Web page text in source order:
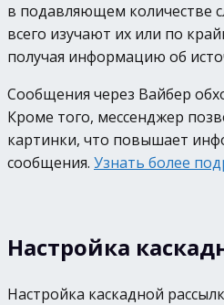
в подавляющем количестве
всего изучают их или по
получая информацию об
Сообщения через Вайбер
Кроме того, мессенджер
картинки, что повышает
сообщения. Узнать более
Настройка
Настройка каскадной